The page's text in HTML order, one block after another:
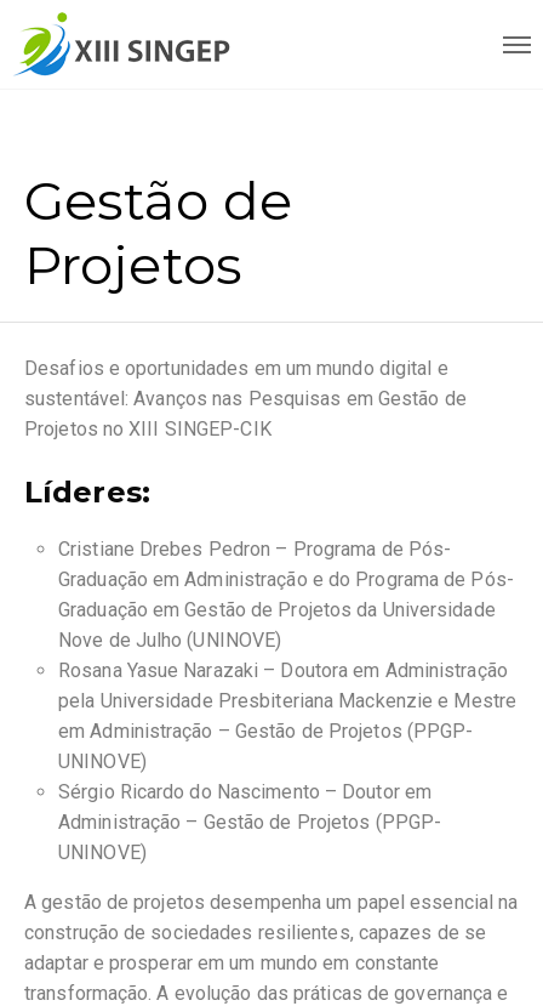
Gestão de
Projetos
Desafios e oportunidades em um mundo digital e
sustentável: Avanços nas Pesquisas em Gestão de
Projetos no XIII SINGEP-CIK
Líderes:
Cristiane Drebes Pedron – Programa de Pós-
Graduação em Administração e do Programa de Pós-
Graduação em Gestão de Projetos da Universidade
Nove de Julho (UNINOVE)
Rosana Yasue Narazaki – Doutora em Administração
pela Universidade Presbiteriana Mackenzie e Mestre
em Administração – Gestão de Projetos (PPGP-
UNINOVE)
Sérgio Ricardo do Nascimento – Doutor em
Administração – Gestão de Projetos (PPGP-
UNINOVE)
A gestão de projetos desempenha um papel essencial na
construção de sociedades resilientes, capazes de se
adaptar e prosperar em um mundo em constante
transformação. A evolução das práticas de governança e